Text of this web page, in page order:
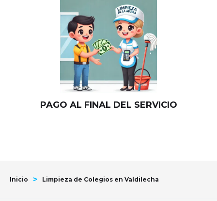
PAGO AL FINAL DEL SERVICIO
Inicio > Limpieza de Colegios en Valdilecha